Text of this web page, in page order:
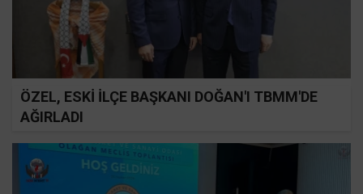
ÖZEL, ESKİ İLÇE BAŞKANI DOĞAN'I TBMM'DE
AĞIRLADI